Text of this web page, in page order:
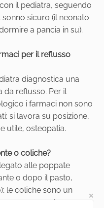
il pediatra, seguendo
sicuro (il neonato
a pancia in su).
per il reflusso
diagnostica una
da reflusso. Per il
i farmaci non sono
si lavora su posizione,
utile, osteopatia.
o coliche?
alle poppate
o dopo il pasto,
le coliche sono un
spesso serale, con